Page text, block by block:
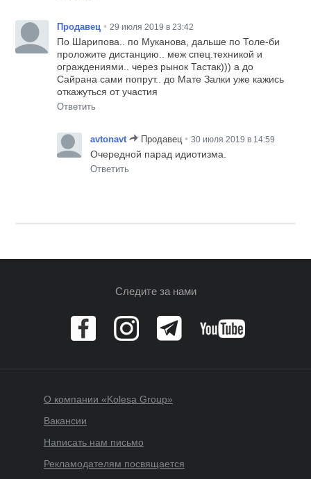
Продавец • 29 июля 2019 в 23:42
По Шарипова.. по Муканова, дальше по Толе-би
проложите дистанцию.. меж спец.техникой и
ограждениями.. через рынок Тастак))) а до
Сайрана сами попрут.. до Мате Залки уже кажись
откажуться от участия
Ответить
avtonavt Продавец • 30 июля 2019 в 14:59
Очередной парад идиотизма.
Ответить
Следите за нами
О компании «Kolesa Group»
Вакансии
Написать нам письмо
Рекламодателям посвящается